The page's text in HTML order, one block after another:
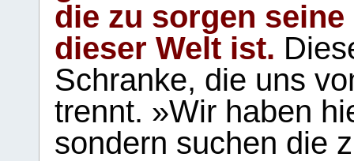
die zu sorgen
dieser Welt ist.
Schranke, die uns
trennt. »Wir haben
sondern suchen die